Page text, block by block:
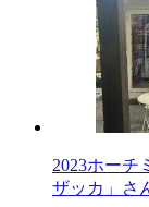
2023ホーチ
ザッカ」さ